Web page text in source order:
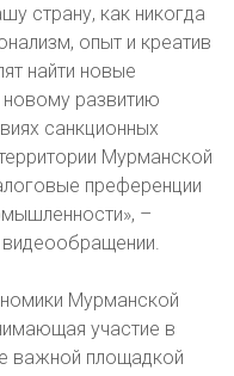
страну, как никогда
опыт и креатив
найти новые
развитию
санкционных
Мурманской
преференции
–
Мурманской
участие в
важной площадкой